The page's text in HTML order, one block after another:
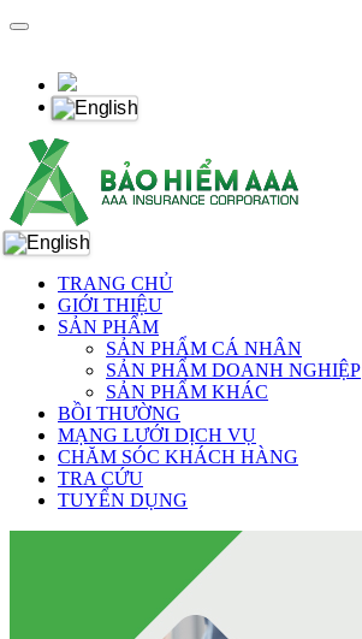
TRANG CHỦ
GIỚI THIỆU
SẢN PHẨM
SẢN PHẨM CÁ NHÂN
SẢN PHẨM DOANH NGHIỆP
SẢN PHẨM KHÁC
BỒI THƯỜNG
MẠNG LƯỚI DỊCH VỤ
CHĂM SÓC KHÁCH HÀNG
TRA CỨU
TUYỂN DỤNG